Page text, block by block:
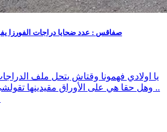
صفاقس : عدد ضحايا دراجات الفورزا
يا اولادي فهمونا وقتاش يتحل ملف
.. وهل حقا هي على الأوراق مقيدينها